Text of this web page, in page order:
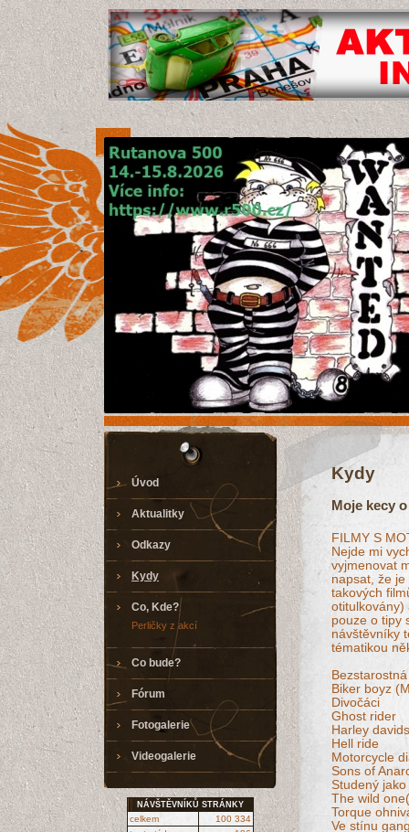
Kydy
Moje kecy
FILMY S
Nejde mi
vyjmenovat
napsat, že
takových
otitulkovány)
pouze o tipy
návštěvníky
tématikou
Biker boyz
Divočáci
Ghost rider
Harley
Hell ride
Motorcycle
Sons of
Studený
The wild
Torque
Ve stínu
Úvod
Aktualitky
Odkazy
Kydy
Co, Kde?
Perličky z akcí
Co bude?
Fórum
Fotogalerie
Videogalerie
NÁVŠTĚVNÍKŮ STRÁNKY
celkem
100 334